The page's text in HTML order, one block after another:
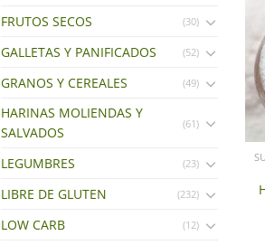
FRUTOS SECOS (30)
GALLETAS Y PANIFICADOS (52)
GRANOS Y CEREALES (49)
HARINAS MOLIENDAS Y
SALVADOS
(61)
LEGUMBRES (23)
LIBRE DE GLUTEN (232)
LOW CARB (12)